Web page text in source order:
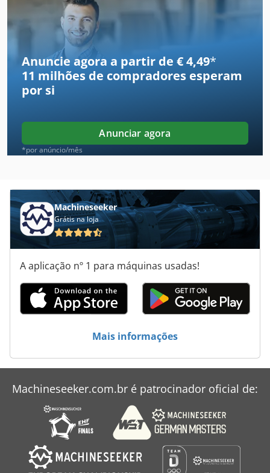
Anuncie agora a partir de € 4,49*
11 milhões de compradores esperam
por si
Anunciar agora
*por anúncio/mês
Machineseeker
Grátis na loja
A aplicação nº 1 para máquinas usadas!
Mais informações
Machineseeker.com.br é patrocinador oficial de: